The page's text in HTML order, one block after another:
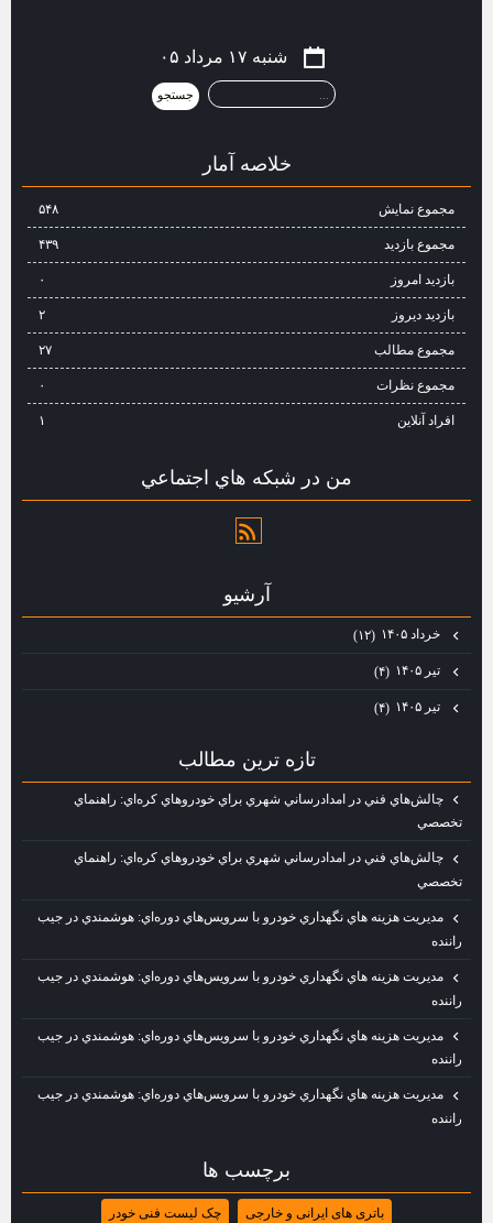
شنبه ۱۷ مرداد ۰۵
خلاصه آمار
مجموع نمایش‌ ۵۴۸
مجموع بازدید ۴۳۹
بازدید امروز ۰
بازدید دیروز ۲
مجموع مطالب ۲۷
مجموع نظرات ۰
افراد آنلاین ۱
من در شبكه هاي اجتماعي
آرشيو
خرداد ۱۴۰۵ (۱۲)
تیر ۱۴۰۵ (۴)
تیر ۱۴۰۵ (۴)
تازه ترين مطالب
چالش‌هاي فني در امدادرساني شهري براي خودروهاي كره‌اي: راهنماي
تخصصي
چالش‌هاي فني در امدادرساني شهري براي خودروهاي كره‌اي: راهنماي
تخصصي
مديريت هزينه‌ هاي نگهداري خودرو با سرويس‌هاي دوره‌اي: هوشمندي در جيب
راننده
مديريت هزينه‌ هاي نگهداري خودرو با سرويس‌هاي دوره‌اي: هوشمندي در جيب
راننده
مديريت هزينه‌ هاي نگهداري خودرو با سرويس‌هاي دوره‌اي: هوشمندي در جيب
راننده
مديريت هزينه‌ هاي نگهداري خودرو با سرويس‌هاي دوره‌اي: هوشمندي در جيب
راننده
برچسب ها
باتری‌ های ایرانی و خارجی چک‌ لیست فنی خودر